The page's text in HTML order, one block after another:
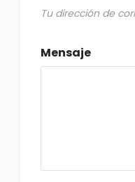
Tu dirección de
Mensaje